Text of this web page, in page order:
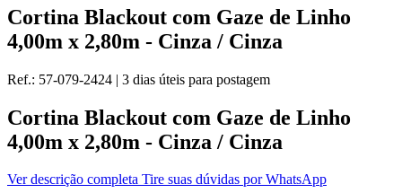
Cortina Blackout com Gaze de Linho
4,00m x 2,80m - Cinza / Cinza
Ref.: 57-079-2424 | 3 dias úteis para postagem
Cortina Blackout com Gaze de Linho
4,00m x 2,80m - Cinza / Cinza
Ver descrição completa Tire suas dúvidas por WhatsApp